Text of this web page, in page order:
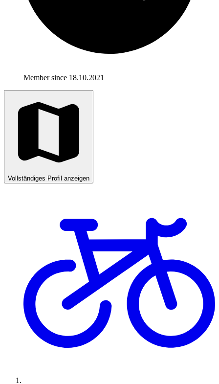
Member since 18.10.2021
Vollständiges Profil anzeigen